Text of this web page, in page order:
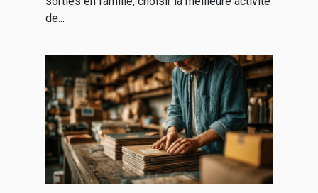
de...